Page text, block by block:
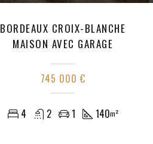
BORDEAUX CROIX-BLANCHE
MAISON AVEC GARAGE
745 000 €
4 2 1 140m²